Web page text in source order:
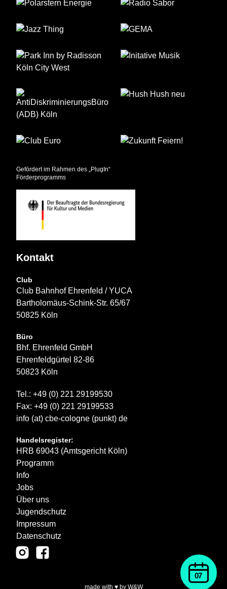
07
Gefördert im Rahmen des „PlugIn“
Förderprogramms
Kontakt
Club
Club Bahnhof Ehrenfeld / YUCA
Bartholomäus-Schink-Str. 65/67
50825 Köln
Büro
Bhf. Ehrenfeld GmbH
Ehrenfeldgürtel 82-86
50823 Köln
Tel.: +49 (0) 221 29199530
Fax: +49 (0) 221 29199533
info (at) cbe-cologne (punkt) de
Handelsregister:
HRB 69043 (Amtsgericht Köln)
Programm
Info
Jobs
Über uns
Jugendschutz
Impressum
Datenschutz
made with ♥ by W&W